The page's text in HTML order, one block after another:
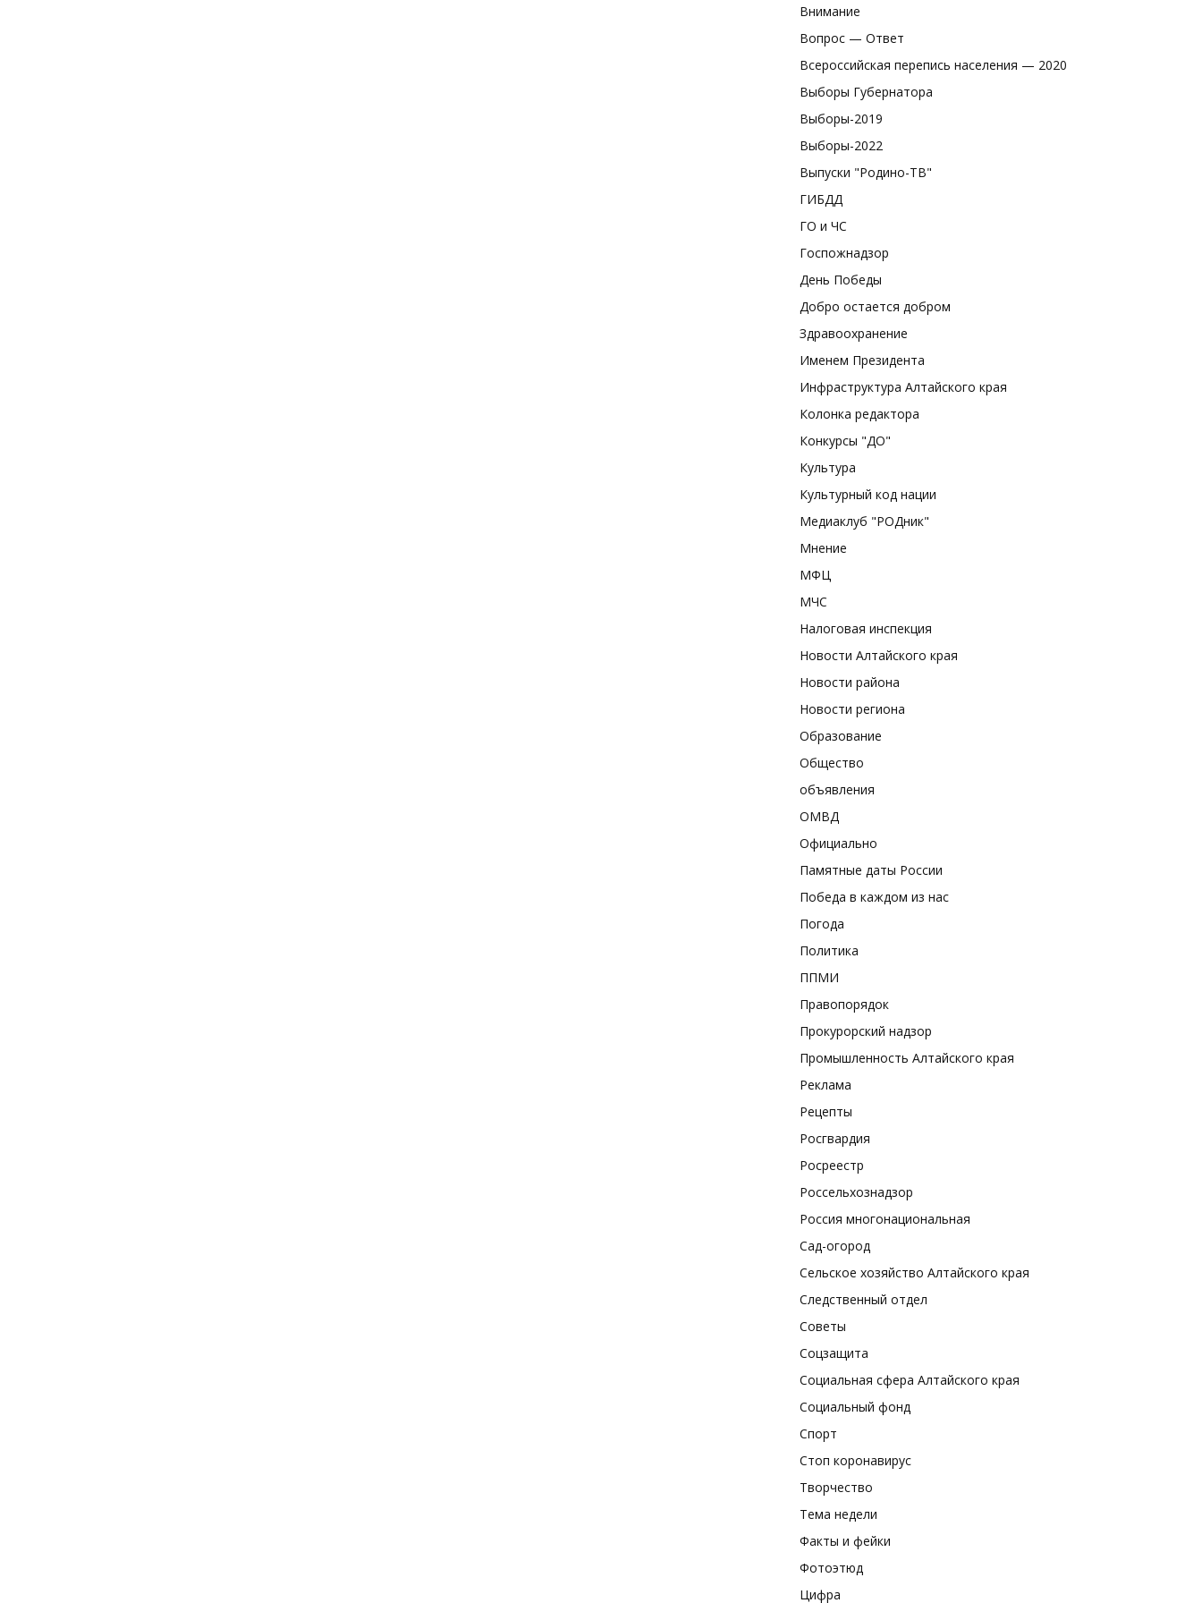
Внимание
Вопрос — Ответ
Всероссийская перепись населения — 2020
Выборы Губернатора
Выборы-2019
Выборы-2022
Выпуски "Родино-ТВ"
ГИБДД
ГО и ЧС
Госпожнадзор
День Победы
Добро остается добром
Здравоохранение
Именем Президента
Инфраструктура Алтайского края
Колонка редактора
Конкурсы "ДО"
Культура
Культурный код нации
Медиаклуб "РОДник"
Мнение
МФЦ
МЧС
Налоговая инспекция
Новости Алтайского края
Новости района
Новости региона
Образование
Общество
объявления
ОМВД
Официально
Памятные даты России
Победа в каждом из нас
Погода
Политика
ППМИ
Правопорядок
Прокурорский надзор
Промышленность Алтайского края
Реклама
Рецепты
Росгвардия
Росреестр
Россельхознадзор
Россия многонациональная
Сад-огород
Сельское хозяйство Алтайского края
Следственный отдел
Советы
Соцзащита
Социальная сфера Алтайского края
Социальный фонд
Спорт
Стоп коронавирус
Творчество
Тема недели
Факты и фейки
Фотоэтюд
Цифра